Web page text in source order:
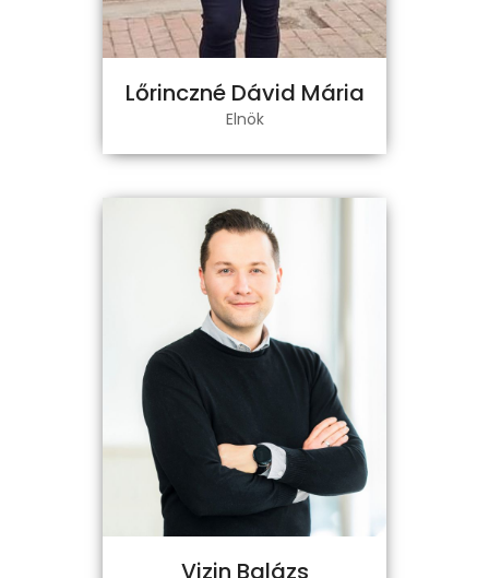
Lőrinczné Dávid Mária
Elnök
Vizin Balázs